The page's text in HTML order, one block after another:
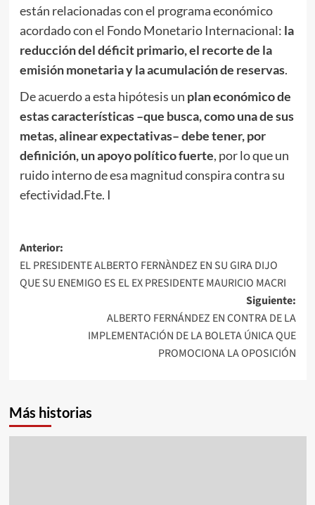
están relacionadas con el programa económico
acordado con el Fondo Monetario Internacional: la
reducción del déficit primario, el recorte de la
emisión monetaria y la acumulación de reservas.
De acuerdo a esta hipótesis un plan económico de
estas características –que busca, como una de sus
metas, alinear expectativas– debe tener, por
definición, un apoyo político fuerte, por lo que un
ruido interno de esa magnitud conspira contra su
efectividad.Fte. I
Navegación
de
entradas
Anterior:
EL PRESIDENTE ALBERTO FERNÀNDEZ EN SU GIRA DIJO
QUE SU ENEMIGO ES EL EX PRESIDENTE MAURICIO MACRI
Siguiente:
ALBERTO FERNÁNDEZ EN CONTRA DE LA
IMPLEMENTACIÓN DE LA BOLETA ÚNICA QUE
PROMOCIONA LA OPOSICIÓN
Más historias